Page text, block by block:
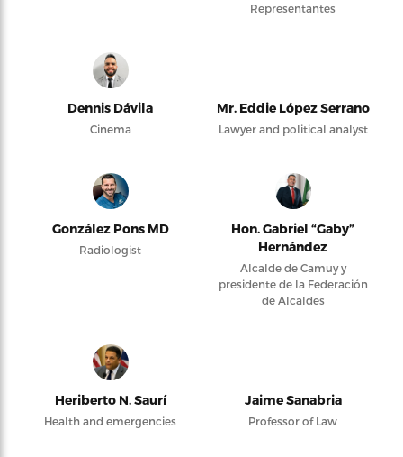
Representantes
Dennis Dávila
Cinema
Mr. Eddie López Serrano
Lawyer and political analyst
González Pons MD
Radiologist
Hon. Gabriel “Gaby”
Hernández
Alcalde de Camuy y
presidente de la Federación
de Alcaldes
Heriberto N. Saurí
Health and emergencies
Jaime Sanabria
Professor of Law